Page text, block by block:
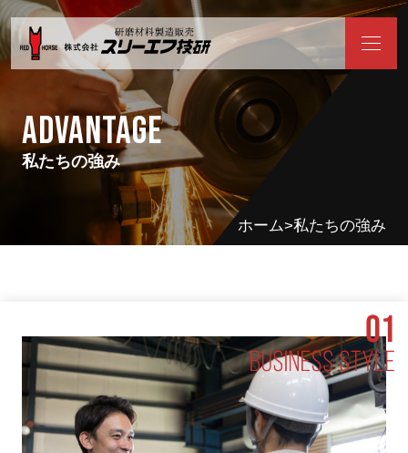
ADVANTAGE
私たちの強み
ホーム 私たちの強み